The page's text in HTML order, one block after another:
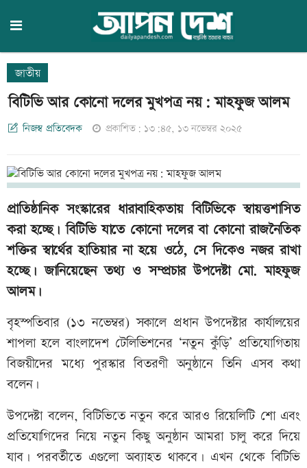
জাতীয়
বিটিভি আর কোনো দলের মুখপত্র নয়: মাহফুজ আলম
নিজস্ব প্রতিবেদক প্রকাশিত: ১৩:৪৫, ১৩ নভেম্বর ২০২৫
প্রাতিষ্ঠানিক সংস্কারের ধারাবাহিকতায় বিটিভিকে স্বায়ত্তশাসিত
করা হচ্ছে। বিটিভি যাতে কোনো দলের বা কোনো রাজনৈতিক
শক্তির স্বার্থের হাতিয়ার না হয়ে ওঠে, সে দিকেও নজর রাখা
হচ্ছে। জানিয়েছেন তথ্য ও সম্প্রচার উপদেষ্টা মো. মাহফুজ
আলম।
বৃহস্পতিবার (১৩ নভেম্বর) সকালে প্রধান উপদেষ্টার কার্যালয়ের
শাপলা হলে বাংলাদেশ টেলিভিশনের ‘নতুন কুঁড়ি’ প্রতিযোগিতায়
বিজয়ীদের মধ্যে পুরস্কার বিতরণী অনুষ্ঠানে তিনি এসব কথা
বলেন।
উপদেষ্টা বলেন, বিটিভিতে নতুন করে আরও রিয়েলিটি শো এবং
প্রতিযোগিদের নিয়ে নতুন কিছু অনুষ্ঠান আমরা চালু করে দিয়ে
যাব। পরবর্তীতে এগুলো অব্যাহত থাকবে। এখন থেকে বিটিভি